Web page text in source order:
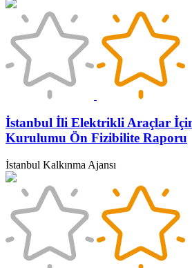
İstanbul İli Elektrikli Araçlar
Kurulumu Ön Fizibilite Raporu
İstanbul Kalkınma Ajansı